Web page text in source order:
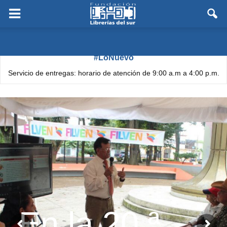
#LoNuevo
Servicio de entregas: horario de atención de 9:00 a.m a 4:00 p.m.